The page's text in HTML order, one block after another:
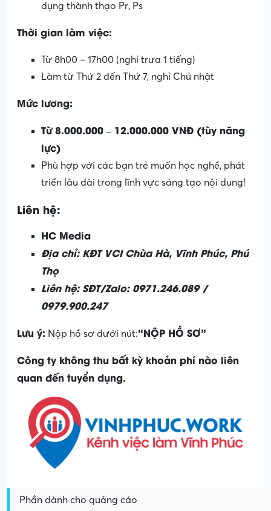
dụng thành thạo Pr, Ps
Thời gian làm việc:
Từ 8h00 – 17h00 (nghỉ trưa 1 tiếng)
Làm từ Thứ 2 đến Thứ 7, nghỉ Chủ nhật
Mức lương:
Từ 8.000.000 – 12.000.000 VNĐ (tùy năng
lực)
Phù hợp với các bạn trẻ muốn học nghề, phát
triển lâu dài trong lĩnh vực sáng tạo nội dung!
Liên hệ:
HC Media
Địa chỉ: KĐT VCI Chùa Hà, Vĩnh Phúc, Phú
Thọ
Liên hệ: SĐT/Zalo: 0971.246.089 /
0979.900.247
Lưu ý: Nộp hồ sơ dưới nút:“NỘP HỒ SƠ”
Công ty không thu bất kỳ khoản phí nào liên
quan đến tuyển dụng.
Phần dành cho quảng cáo